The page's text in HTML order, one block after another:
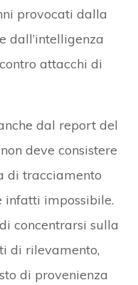
provocati dalla
dall’intelligenza
attacchi di
dal report del
deve consistere
di tracciamento
infatti impossibile.
concentrarsi sulla
di rilevamento,
di provenienza